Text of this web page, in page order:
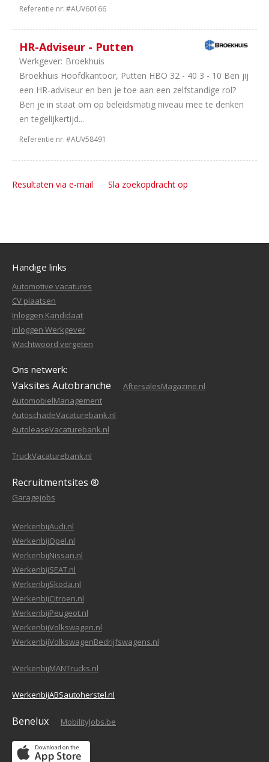
Referentie nr:#AUV60166
HR-Adviseur - Putten
Werkgever: Broekhuis
Broekhuis Hoofdkantoor, Putten HBO 32 - 40 3 - 10 Ben jij
een HR-adviseur en ben je toe aan een zelfstandige rol?
Ben je in staat om op beleidsmatig niveau mee te denken
en tegelijkertijd...
Referentie nr:#AUV58491
Resultaten via e-mail Sla zoekopdracht op
Handige links
Automotive vacatures
CV plaatsen
Inloggen Kandidaat
Inloggen Werkgever
Wachtwoord vergeten
Ons netwerk:
Vaksites Autobranche
AftersalesMagazine.nl
AutomobielManagement
AutoschadeVacaturebank.nl
AutoleaseVacaturebank.nl
TruckVacaturebank.nl
Recruitmentsites ®
Garagejobs
WerkenbijAudi.nl
WerkenbijOpel.nl
WerkenbijNissan.nl
WerkenbijSEAT.nl
WerkenbijSkoda.nl
WerkenbijCitroen.nl
WerkenbijPeugeot.nl
WerkenbijVolkswagen.nl
WerkenbijVolkswagenBedrijfswagens.nl
WerkenbijMANTrucks.nl
WerkenbijABSautoherstel.nl
Benelux MobilityJobs.be